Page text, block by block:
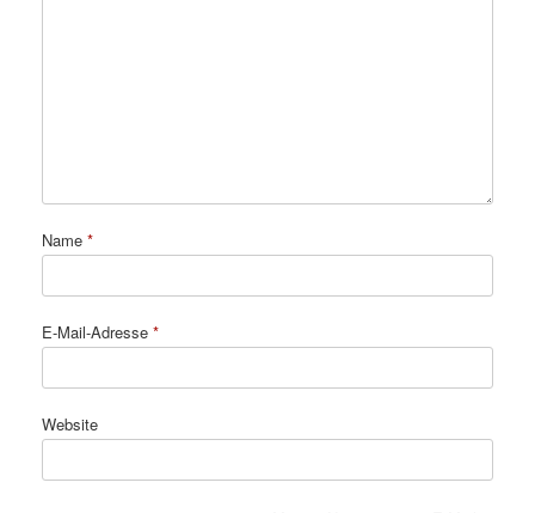
Name *
E-Mail-Adresse *
Website